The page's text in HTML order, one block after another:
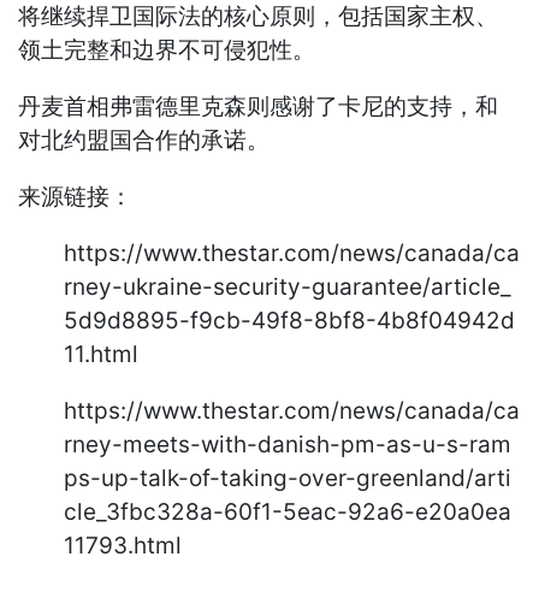
将继续捍卫国际法的核心原则，包括国家主权、
领土完整和边界不可侵犯性。
丹麦首相弗雷德里克森则感谢了卡尼的支持，和
对北约盟国合作的承诺。
来源链接：
https://www.thestar.com/news/canada/ca
rney-ukraine-security-guarantee/article_
5d9d8895-f9cb-49f8-8bf8-4b8f04942d
11.html
https://www.thestar.com/news/canada/ca
rney-meets-with-danish-pm-as-u-s-ram
ps-up-talk-of-taking-over-greenland/arti
cle_3fbc328a-60f1-5eac-92a6-e20a0ea
11793.html